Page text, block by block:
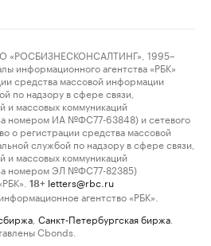
1995–
информационного агентства «РБК»
средства массовой информации
по надзору в сфере связи,
и массовых коммуникаций
номером ИА №ФС77-63848) и сетевого
о регистрации средства массовой
службой по надзору в сфере связи,
и массовых коммуникаций
номером ЭЛ №ФС77-82385)
18+ letters@rbc.ru
агентство «РБК».
Санкт-Петербургская биржа
Cbonds.